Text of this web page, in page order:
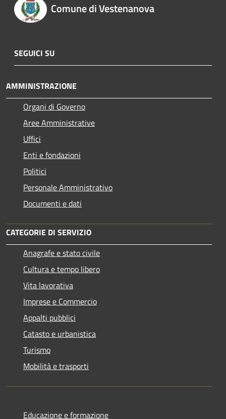
Comune di Vestenanova
SEGUICI SU
AMMINISTRAZIONE
Organi di Governo
Aree Amministrative
Uffici
Enti e fondazioni
Politici
Personale Amministrativo
Documenti e dati
CATEGORIE DI SERVIZIO
Anagrafe e stato civile
Cultura e tempo libero
Vita lavorativa
Imprese e Commercio
Appalti pubblici
Catasto e urbanistica
Turismo
Mobilità e trasporti
Educazione e formazione